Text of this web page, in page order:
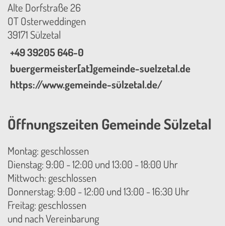
Alte Dorfstraße 26
OT Osterweddingen
39171 Sülzetal
+49 39205 646-0
buergermeister[at]gemeinde-suelzetal.de
https://www.gemeinde-sülzetal.de/
Öffnungszeiten Gemeinde Sülzetal
Montag: geschlossen
Dienstag: 9:00 - 12:00 und 13:00 - 18:00 Uhr
Mittwoch: geschlossen
Donnerstag: 9:00 - 12:00 und 13:00 - 16:30 Uhr
Freitag: geschlossen
und nach Vereinbarung